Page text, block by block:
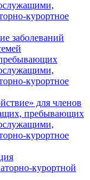
курортное
заболеваний
курортное
для членов
пребывающих
курортное
курортной